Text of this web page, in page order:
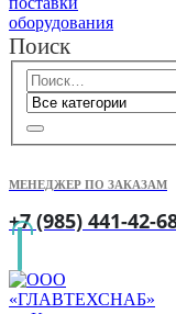
Поиск
МЕНЕДЖЕР ПО ЗАКАЗАМ
+7 (985) 441-42-